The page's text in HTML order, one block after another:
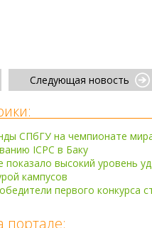
Следующая новость
СПбГУ на чемпионате
ICPC в Баку
показало высокий уровень
кампусов
первого конкурса
портале: